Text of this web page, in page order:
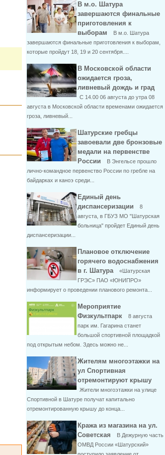
В м.о. Шатура
завершаются финальные
приготовления к
выборам
В м.о. Шатура
завершаются финальные приготовления к выборам,
которые пройдут 18, 19 и 20 сентября....
В Московской области
ожидается гроза,
ливневый дождь и град
С 14.00 06 августа до утра 08
августа в Московской области временами ожидается
гроза, ливневый...
Шатурские гребцы
завоевали две бронзовые
медали на первенстве
России
В Энгельсе прошло
лично-командное первенство России по гребле на
байдарках и каноэ среди...
Единый день
диспансеризации
8
августа, в ГБУЗ МО "Шатурская
больница" пройдет Единый день
диспансеризации...
Плановое отключение
горячего водоснабжения
в г. Шатура
«Шатурская
ГРЭС» ПАО «ЮНИПРО»
информирует о проведении планового ремонта...
Мероприятие
Физкультпарк
8 августа
парк им. Гагарина станет
большой спортивной площадкой
под открытым небом. Здесь можно не...
Жителям многоэтажки на
ул Спортивная
отремонтируют крышу
Жители многоэтажки на улице
Спортивной в Шатуре получат капитально
отремонтированную крышу до конца...
Кража из магазина на ул.
Советская
В Дежурную часть
ОМВД России «Шатурский»